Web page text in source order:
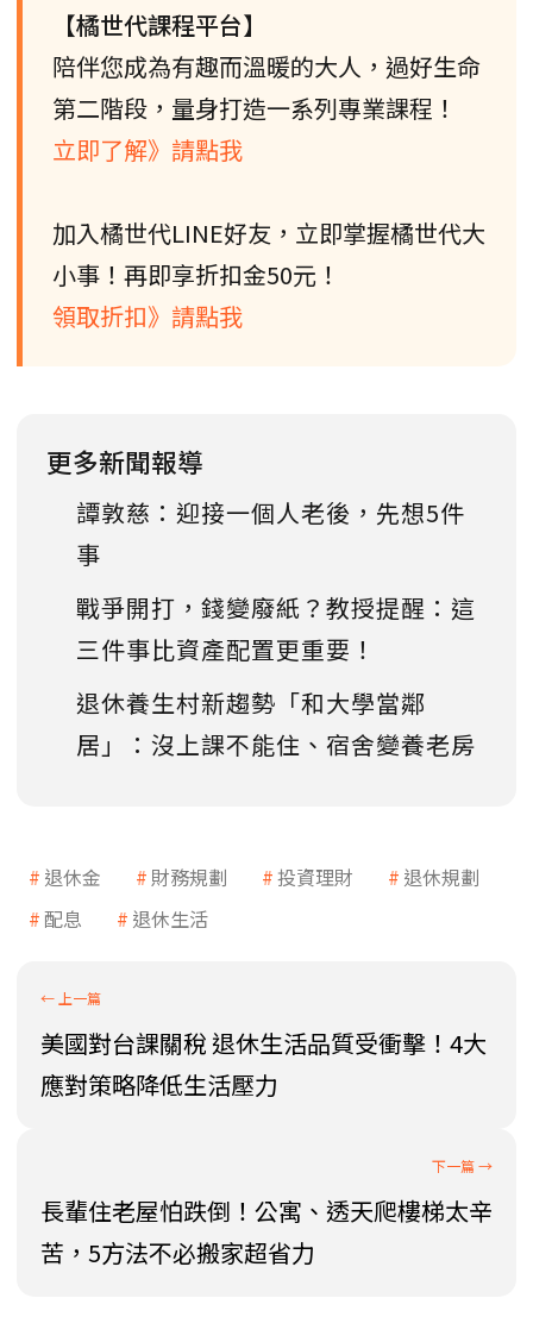
【橘世代課程平台】
陪伴您成為有趣而溫暖的大人，過好生命
第二階段，量身打造一系列專業課程！
立即了解》請點我
加入橘世代LINE好友，立即掌握橘世代大
小事！再即享折扣金50元！
領取折扣》請點我
更多新聞報導
譚敦慈：迎接一個人老後，先想5件
事
戰爭開打，錢變廢紙？教授提醒：這
三件事比資產配置更重要！
退休養生村新趨勢「和大學當鄰
居」：沒上課不能住、宿舍變養老房
退休金 財務規劃 投資理財
退休規劃
配息
退休生活
美國對台課關稅 退休生活品質受衝擊！4大
應對策略降低生活壓力
長輩住老屋怕跌倒！公寓、透天爬樓梯太辛
苦，5方法不必搬家超省力